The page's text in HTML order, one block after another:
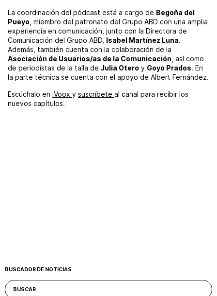
La coordinación del pódcast está a cargo de Begoña del
Pueyo , miembro del patronato del Grupo ABD con una amplia
experiencia en comunicación, junto con la Directora de
Comunicación del Grupo ABD, Isabel Martínez Luna.
Además, también cuenta con la colaboración de la
Asociación de Usuarios/as de la Comunicación , así como
de periodistas de la talla de Julia Otero y Goyo Prados. En
la parte técnica se cuenta con el apoyo de Albert Fernández.
Escúchalo en iVoox y suscríbete al canal para recibir los
nuevos capítulos.
BUSCADOR DE NOTICIAS